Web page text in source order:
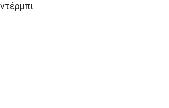
ντέρμπι.